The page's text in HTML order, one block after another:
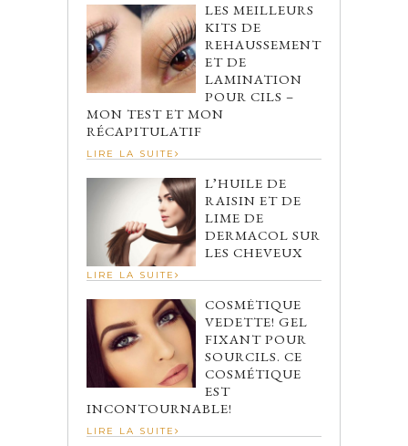
LES MEILLEURS
KITS DE
REHAUSSEMENT
ET DE
LAMINATION
POUR CILS –
MON TEST ET MON
RÉCAPITULATIF
LIRE LA SUITE
L’HUILE DE
RAISIN ET DE
LIME DE
DERMACOL SUR
LES CHEVEUX
LIRE LA SUITE
COSMÉTIQUE
VEDETTE! GEL
FIXANT POUR
SOURCILS. CE
COSMÉTIQUE
EST
INCONTOURNABLE!
LIRE LA SUITE